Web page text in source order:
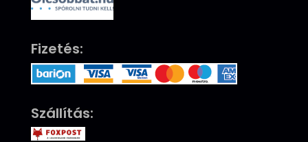
Fizetés:
Szállítás: